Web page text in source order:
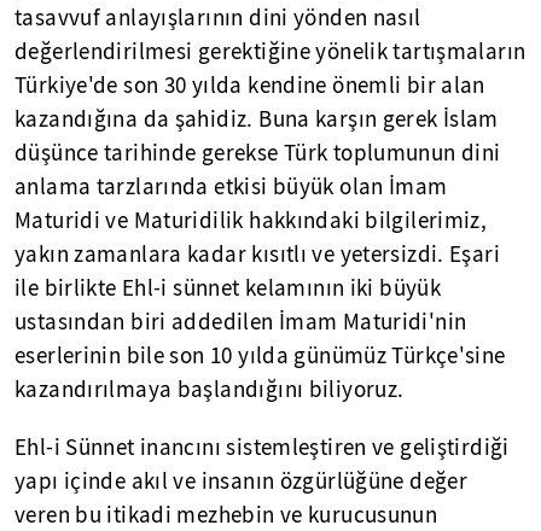
tasavvuf anlayışlarının dini yönden nasıl
değerlendirilmesi gerektiğine yönelik tartışmaların
Türkiye'de son 30 yılda kendine önemli bir alan
kazandığına da şahidiz. Buna karşın gerek İslam
düşünce tarihinde gerekse Türk toplumunun dini
anlama tarzlarında etkisi büyük olan İmam
Maturidi ve Maturidilik hakkındaki bilgilerimiz,
yakın zamanlara kadar kısıtlı ve yetersizdi. Eşari
ile birlikte Ehl-i sünnet kelamının iki büyük
ustasından biri addedilen İmam Maturidi'nin
eserlerinin bile son 10 yılda günümüz Türkçe'sine
kazandırılmaya başlandığını biliyoruz.
Ehl-i Sünnet inancını sistemleştiren ve geliştirdiği
yapı içinde akıl ve insanın özgürlüğüne değer
veren bu itikadi mezhebin ve kurucusunun